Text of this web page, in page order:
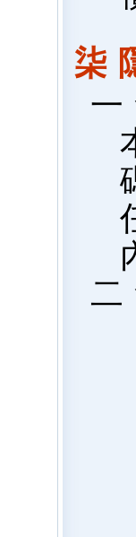
柒
一
二